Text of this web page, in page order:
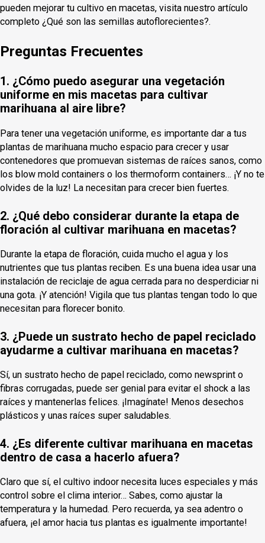
pueden mejorar tu cultivo en macetas, visita nuestro artículo
completo ¿Qué son las semillas autoflorecientes?.
Preguntas Frecuentes
1. ¿Cómo puedo asegurar una vegetación
uniforme en mis macetas para cultivar
marihuana al aire libre?
Para tener una vegetación uniforme, es importante dar a tus
plantas de marihuana mucho espacio para crecer y usar
contenedores que promuevan sistemas de raíces sanos, como
los blow mold containers o los thermoform containers… ¡Y no te
olvides de la luz! La necesitan para crecer bien fuertes.
2. ¿Qué debo considerar durante la etapa de
floración al cultivar marihuana en macetas?
Durante la etapa de floración, cuida mucho el agua y los
nutrientes que tus plantas reciben. Es una buena idea usar una
instalación de reciclaje de agua cerrada para no desperdiciar ni
una gota. ¡Y atención! Vigila que tus plantas tengan todo lo que
necesitan para florecer bonito.
3. ¿Puede un sustrato hecho de papel reciclado
ayudarme a cultivar marihuana en macetas?
Sí, un sustrato hecho de papel reciclado, como newsprint o
fibras corrugadas, puede ser genial para evitar el shock a las
raíces y mantenerlas felices. ¡Imagínate! Menos desechos
plásticos y unas raíces super saludables.
4. ¿Es diferente cultivar marihuana en macetas
dentro de casa a hacerlo afuera?
Claro que sí, el cultivo indoor necesita luces especiales y más
control sobre el clima interior… Sabes, como ajustar la
temperatura y la humedad. Pero recuerda, ya sea adentro o
afuera, ¡el amor hacia tus plantas es igualmente importante!